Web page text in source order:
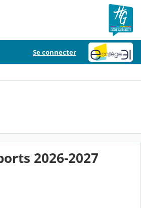
Se connecter
2026-2027